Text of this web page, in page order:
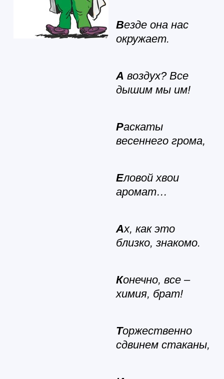
Везде она нас
окружает.
А воздух? Все
дышим мы им!
Раскаты
весеннего грома,
Еловой хвои
аромат…
Ах, как это
близко, знакомо.
Конечно, все –
химия, брат!
Торжественно
сдвинем стаканы,